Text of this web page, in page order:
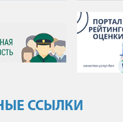
ССЫЛКИ